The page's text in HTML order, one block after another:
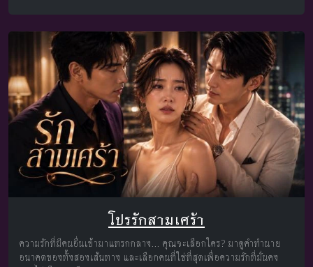
โปรรักสามเศร้า
ความรักที่มีคนอื่นเข้ามาแทรกกลาง... คุณจะเลือกใคร? มาดูคำทำนาย
อนาคตของทั้งสองเส้นทาง และเลือกคนที่ใช่ที่สุดเพื่อความรักที่มั่นคง